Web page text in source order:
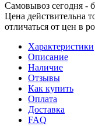
Самовывоз сегодня -
Цена действительна
отличаться от цен в
Характеристики
Описание
Наличие
Отзывы
Как купить
Оплата
Доставка
FAQ